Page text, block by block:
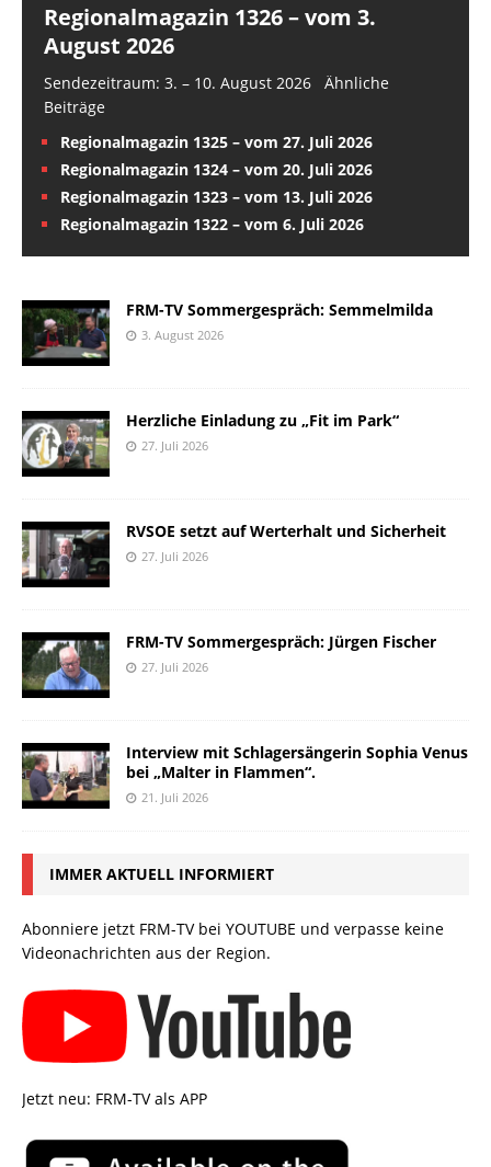
Regionalmagazin 1326 – vom 3.
August 2026
Sendezeitraum: 3. – 10. August 2026 Ähnliche
Beiträge
Regionalmagazin 1325 – vom 27. Juli 2026
Regionalmagazin 1324 – vom 20. Juli 2026
Regionalmagazin 1323 – vom 13. Juli 2026
Regionalmagazin 1322 – vom 6. Juli 2026
FRM-TV Sommergespräch: Semmelmilda
3. August 2026
Herzliche Einladung zu „Fit im Park“
27. Juli 2026
RVSOE setzt auf Werterhalt und Sicherheit
27. Juli 2026
FRM-TV Sommergespräch: Jürgen Fischer
27. Juli 2026
Interview mit Schlagersängerin Sophia Venus
bei „Malter in Flammen“.
21. Juli 2026
IMMER AKTUELL INFORMIERT
Abonniere jetzt FRM-TV bei YOUTUBE und verpasse keine
Videonachrichten aus der Region.
Jetzt neu: FRM-TV als APP